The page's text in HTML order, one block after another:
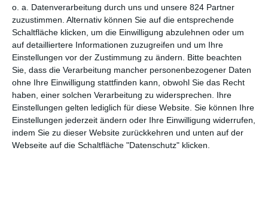
o. a. Datenverarbeitung durch uns und unsere 824 Partner
zuzustimmen. Alternativ können Sie auf die entsprechende
Schaltfläche klicken, um die Einwilligung abzulehnen oder um
auf detailliertere Informationen zuzugreifen und um Ihre
Einstellungen vor der Zustimmung zu ändern.
Bitte beachten
Sie, dass die Verarbeitung mancher personenbezogener Daten
ohne Ihre Einwilligung stattfinden kann, obwohl Sie das Recht
haben, einer solchen Verarbeitung zu widersprechen. Ihre
Einstellungen gelten lediglich für diese Website. Sie können Ihre
Einstellungen jederzeit ändern oder Ihre Einwilligung widerrufen,
indem Sie zu dieser Website zurückkehren und unten auf der
Webseite auf die Schaltfläche "Datenschutz" klicken.
Murali – Wie der Blitzgeht auf eine Originalidee des
DrehbuchautorsArun Anirudhan zurück und entstand unter
der Regie vonBasil Josephim südwestindischen Bundesstaat
Kerala. Nach mehreren Produktionsverzögerungen und
mehrmals verlegten Kinostarts vor allem aufgrund der Covid
19-Pandemie wurde der Film im Dezember 2021 schließlich auf
Netflixveröffentlicht.
Mit über zweieinhalb Stunden kommt der Film allerdings
genauso lang daher wie manches westliche Superheldenepos.
Zum Glück sorgen jedoch die sympathischen Figuren und die